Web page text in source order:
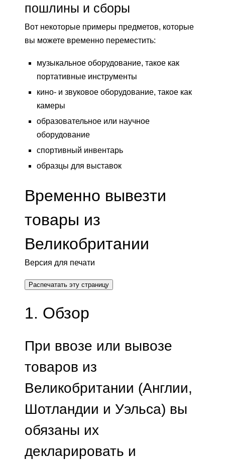
пошлины и сборы
Вот некоторые примеры предметов, которые
вы можете временно переместить:
музыкальное оборудование, такое как
портативные инструменты
кино- и звуковое оборудование, такое как
камеры
образовательное или научное
оборудование
спортивный инвентарь
образцы для выставок
Временно вывезти
товары из
Великобритании
Версия для печати
Распечатать эту страницу
1. Обзор
При ввозе или вывозе
товаров из
Великобритании (Англии,
Шотландии и Уэльса) вы
обязаны их
декларировать и